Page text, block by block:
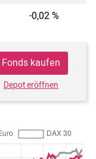
-0,02 %
Fonds kaufen
Depot eröffnen